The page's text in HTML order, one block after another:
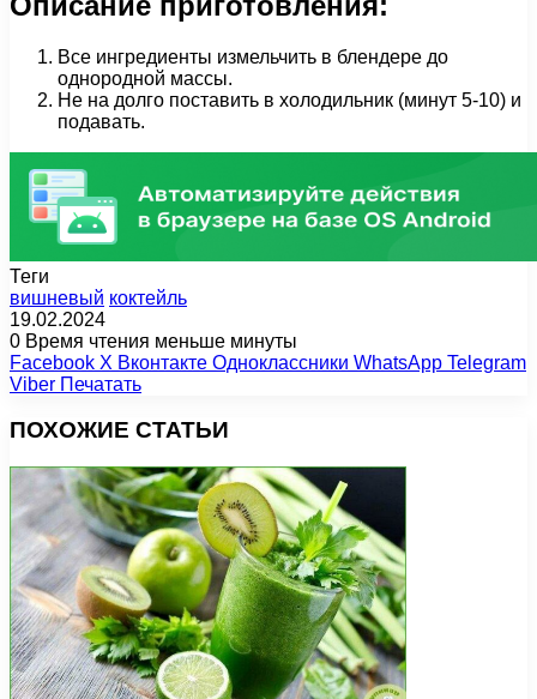
Все ингредиенты измельчить в блендере до
однородной массы.
Не на долго поставить в холодильник (минут 5-10) и
подавать.
Теги
вишневый коктейль
19.02.2024
0 Время чтения меньше минуты
Facebook X Вконтакте Одноклассники WhatsApp Telegram
Viber Печатать
ПОХОЖИЕ СТАТЬИ